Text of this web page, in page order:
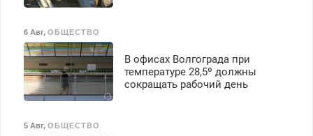
6 Авг, ОБЩЕСТВО
В офисах Волгограда при
температуре 28,5º должны
сокращать рабочий день
5 Авг, ОБЩЕСТВО